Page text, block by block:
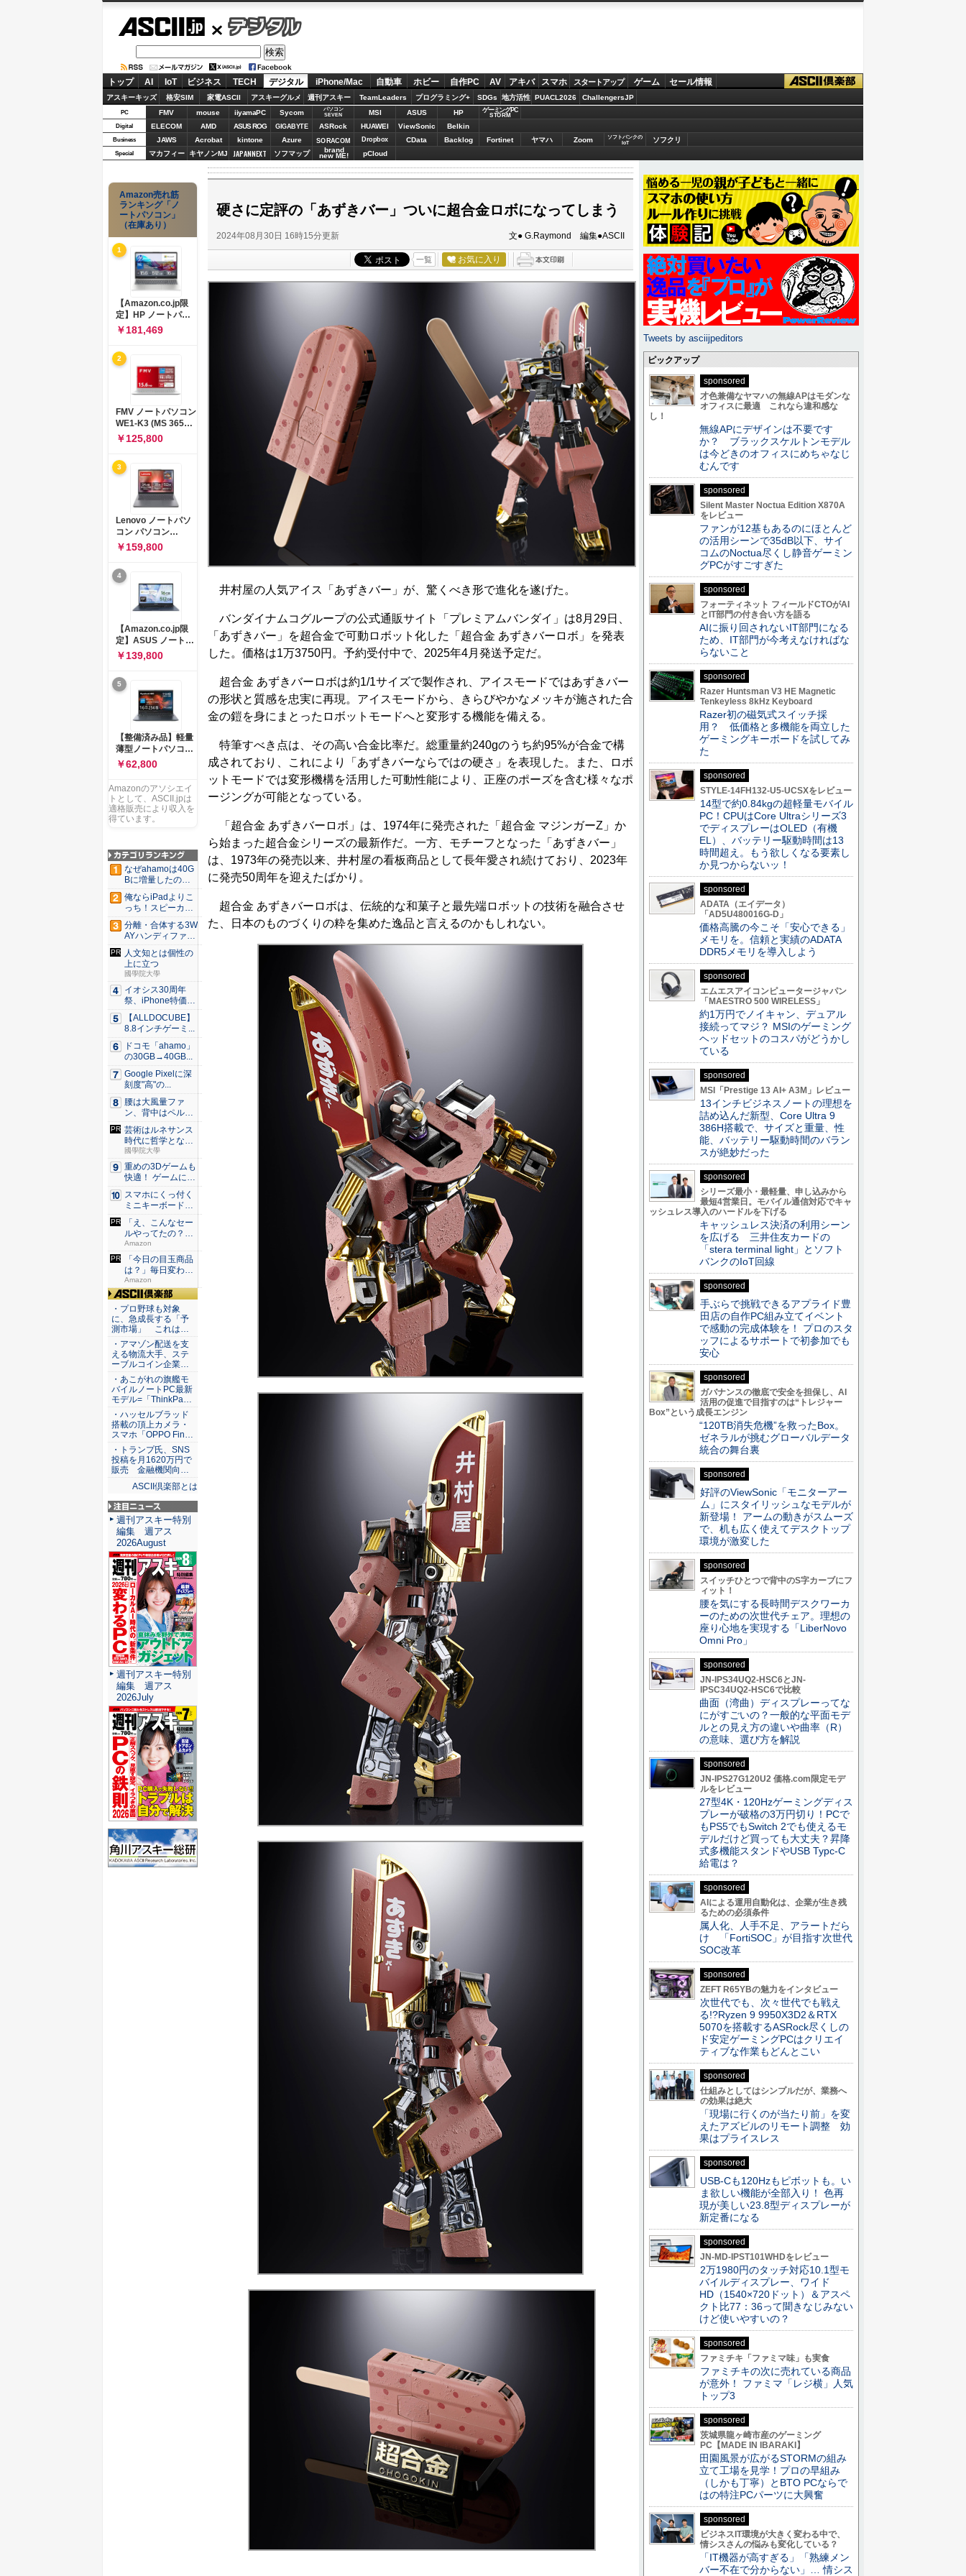
デジタル
トップ AI IoT ビジネス TECH デジタル iPhone/Mac 自動車 ホビー 自作PC AV アキバ スマホ スタートアップ ゲーム セール情報
アスキーキッズ 格安SIM 家電ASCII アスキーグルメ 週刊アスキー TeamLeaders プログラミング+ SDGs 地方活性 PUACL2026 ChallengersJP
PC FMV mouse iiyamaPC Sycom
パソコン
SEVEN
MSI ASUS HP ゲーミングPC
STORM
Digital ELECOM AMD ASUS ROG GIGABYTE ASRock HUAWEI ViewSonic Belkin
Business JAWS Acrobat kintone Azure SORACOM Dropbox CData Backlog Fortinet ヤマハ Zoom
ソフトバンクの
IoT
ソフクリ
Special マカフィー キヤノンMJ JAPANNEXT ソフマップ brand
new ME! pCloud
硬さに定評の「あずきバー」ついに超合金ロボになってしまう
2024年08月30日 16時15分更新 文● G.Raymond 編集●ASCII
一覧 お気に入り
井村屋の人気アイス「あずきバー」が、驚くべき形で進化を遂げた。
バンダイナムコグループの公式通販サイト「プレミアムバンダイ」は8月29日、
「あずきバー」を超合金で可動ロボット化した「超合金 あずきバーロボ」を発表
した。価格は1万3750円。予約受付中で、2025年4月発送予定だ。
超合金 あずきバーロボは約1/1サイズで製作され、アイスモードではあずきバー
の形状と質感を忠実に再現。アイスモードから、きらびやかなメッキが施された合
金の鎧を身にまとったロボットモードへと変形する機能を備える。
特筆すべき点は、その高い合金比率だ。総重量約240gのうち約95%が合金で構
成されており、これにより「あずきバーならではの硬さ」を表現した。また、ロボ
ットモードでは変形機構を活用した可動性能により、正座のポーズを含む様々なポ
ージングが可能となっている。
「超合金 あずきバーロボ」は、1974年に発売された「超合金 マジンガーZ」か
ら始まった超合金シリーズの最新作だ。一方、モチーフとなった「あずきバー」
は、1973年の発売以来、井村屋の看板商品として長年愛され続けており、2023年
に発売50周年を迎えたばかり。
超合金 あずきバーロボは、伝統的な和菓子と最先端ロボットの技術を融合させ
た、日本のものづくりの粋を集めた逸品と言えるのかもしれない。
Amazon売れ筋
ランキング「ノ
ートパソコン」
（在庫あり）
1
【Amazon.co.jp限
定】HP ノートパソ
コン 15-fd 15.6イン
チ インテル Core 5
120U メモリ16GB
SSD512GB
Windows 11
Microsoft Office
2024搭載 WPS
Office搭載 カメラシ
ャッター 指紋認証 薄
型 Copilotキー搭載
ナチュラルシルバー
￥181,469
2
FMV ノートパソコン
WE1-K3 (MS 365
Personal/Copilotキ
ー搭載/Win 11/15.6
型/Core
i5/16GB/SSD
512GB/ホワイト)
FMVWK3E15W_AZ
￥125,800
3
Lenovo ノートパソ
コン パソコン
IdeaPad Slim 3 14.0
インチ AMD
Ryzen™ 5 8640HS
メモリ16GB
SSD512GB
Microsoft 365 試用
版 Windows11 バッ
テリー駆動12.6時間
重量1.39kg ルナグレ
ー 83K9003JJP ノー
トPC
￥159,800
4
【Amazon.co.jp限
定】ASUS ノートパ
ソコン Vivobook 15
M1502NAQ 15.6イ
ンチ AMD Ryzen 7
170 メモリ16GB
SSD 512GB
Microsoft 365
Personal (24か月版)
搭載 Windows 11 重
量1.7kg Wi-Fi 6E ク
ワイエットブルー
M1502NAQ-
￥139,800
5
【整備済み品】軽量
薄型ノートパソコン
dynabook G83 ■
13.3型
FHD(1920x1080) -
高性能第11世代Core
i5-1135G7 - メモリ
16GB - SSD 256GB
USB Type-C - MS
Office 2021 - Win11
搭載
￥62,800
Amazonのアソシエイ
トとして、ASCII.jpは
適格販売により収入を
得ています。
なぜahamoは40G
Bに増量したの
か ...
俺ならiPadよりこ
っち！スピーカー
9個...
分離・合体する3W
AYハンディファ
ン。置...
人文知とは個性の
上に立つ
國學院大學
イオシス30周年
祭、iPhone特価品
を...
【ALLDOCUBE】
8.8インチゲーミ...
ドコモ「ahamo」
の30GB→40GB...
Google Pixelに深
刻度"高"の...
腰は大風量ファ
ン、背中はペルチ
ェ冷却。ダ...
芸術はルネサンス
時代に哲学となっ
た？
國學院大學
重めの3Dゲームも
快適！ ゲームに強
いH...
スマホにくっ付く
ミニキーボード！
触ってわ...
「え、こんなセー
ルやってたの？」
80％O...
Amazon
「今日の目玉商品
は？」毎日変わる
Amaz...
Amazon
ASCII倶楽部
・プロ野球も対象
に、急成長する「予
測市場」 これは…
・アマゾン配送を支
える物流大手、ステ
ーブルコイン企業…
・あこがれの旗艦モ
バイルノートPC最新
モデル=「ThinkPa…
・ハッセルブラッド
搭載の頂上カメラ・
スマホ「OPPO Fin…
・トランプ氏、SNS
投稿を月1620万円で
販売 金融機関向…
ASCII倶楽部とは
注目ニュース
週刊アスキー特別
編集 週アス
2026August
週刊アスキー特別
編集 週アス
2026July
Tweets by asciijpeditors
ピックアップ
sponsored
才色兼備なヤマハの無線APはモダンな
オフィスに最適 これなら違和感な
し！
無線APにデザインは不要です
か？ ブラックスケルトンモデル
は今どきのオフィスにめちゃなじ
むんです
sponsored
Silent Master Noctua Edition X870A
をレビュー
ファンが12基もあるのにほとんど
の活用シーンで35dB以下、サイ
コムのNoctua尽くし静音ゲーミン
グPCがすごすぎた
sponsored
フォーティネット フィールドCTOがAI
とIT部門の付き合い方を語る
AIに振り回されないIT部門になる
ため、IT部門が今考えなければな
らないこと
sponsored
Razer Huntsman V3 HE Magnetic
Tenkeyless 8kHz Keyboard
Razer初の磁気式スイッチ採
用？ 低価格と多機能を両立した
ゲーミングキーボードを試してみ
た
sponsored
STYLE-14FH132-U5-UCSXをレビュー
14型で約0.84kgの超軽量モバイル
PC！CPUはCore Ultraシリーズ3
でディスプレーはOLED（有機
EL）、バッテリー駆動時間は13
時間超え。もう欲しくなる要素し
か見つからないッ！
sponsored
ADATA（エイデータ）
「AD5U480016G-D」
価格高騰の今こそ「安心できる」
メモリを。信頼と実績のADATA
DDR5メモリを導入しよう
sponsored
エムエスアイコンピュータージャパン
「MAESTRO 500 WIRELESS」
約1万円でノイキャン、デュアル
接続ってマジ？ MSIのゲーミング
ヘッドセットのコスパがどうかし
ている
sponsored
MSI「Prestige 13 AI+ A3M」レビュー
13インチビジネスノートの理想を
詰め込んだ新型、Core Ultra 9
386H搭載で、サイズと重量、性
能、バッテリー駆動時間のバラン
スが絶妙だった
sponsored
シリーズ最小・最軽量、申し込みから
最短4営業日。モバイル通信対応でキャ
ッシュレス導入のハードルを下げる
キャッシュレス決済の利用シーン
を広げる 三井住友カードの
「stera terminal light」とソフト
バンクのIoT回線
sponsored
手ぶらで挑戦できるアプライド豊
田店の自作PC組み立てイベント
で感動の完成体験を！ プロのスタ
ッフによるサポートで初参加でも
安心
sponsored
ガバナンスの徹底で安全を担保し、AI
活用の促進で目指すのは“トレジャー
Box”という成長エンジン
“120TB消失危機”を救ったBox。
ゼネラルが挑むグローバルデータ
統合の舞台裏
sponsored
好評のViewSonic「モニターアー
ム」にスタイリッシュなモデルが
新登場！ アームの動きがスムーズ
で、机も広く使えてデスクトップ
環境が激変した
sponsored
スイッチひとつで背中のS字カーブにフ
ィット！
腰を気にする長時間デスクワーカ
ーのための次世代チェア。理想の
座り心地を実現する「LiberNovo
Omni Pro」
sponsored
JN-IPS34UQ2-HSC6とJN-
IPSC34UQ2-HSC6で比較
曲面（湾曲）ディスプレーってな
にがすごいの？一般的な平面モデ
ルとの見え方の違いや曲率（R）
の意味、選び方を解説
sponsored
JN-IPS27G120U2 価格.com限定モデ
ルをレビュー
27型4K・120Hzゲーミングディス
プレーが破格の3万円切り！PCで
もPS5でもSwitch 2でも使えるモ
デルだけど買っても大丈夫？昇降
式多機能スタンドやUSB Typc-C
給電は？
sponsored
AIによる運用自動化は、企業が生き残
るための必須条件
属人化、人手不足、アラートだら
け 「FortiSOC」が目指す次世代
SOC改革
sponsored
ZEFT R65YBの魅力をインタビュー
次世代でも、次々世代でも戦え
る!?Ryzen 9 9950X3D2＆RTX
5070を搭載するASRock尽くしの
ド安定ゲーミングPCはクリエイ
ティブな作業もどんとこい
sponsored
仕組みとしてはシンプルだが、業務へ
の効果は絶大
「現場に行くのが当たり前」を変
えたアズビルのリモート調整 効
果はプライスレス
sponsored
USB-Cも120Hzもピボットも。い
ま欲しい機能が全部入り！ 色再
現が美しい23.8型ディスプレーが
新定番になる
sponsored
JN-MD-IPST101WHDをレビュー
2万1980円のタッチ対応10.1型モ
バイルディスプレー、ワイド
HD（1540×720ドット）＆アスペ
クト比77：36って聞きなじみない
けど使いやすいの？
sponsored
ファミチキ「ファミマ味」も実食
ファミチキの次に売れている商品
が意外！ ファミマ「レジ横」人気
トップ3
sponsored
茨城県龍ヶ崎市産のゲーミング
PC【MADE IN IBARAKI】
田園風景が広がるSTORMの組み
立て工場を見学！プロの早組み
（しかも丁寧）とBTO PCならで
はの特注PCパーツに大興奮
sponsored
ビジネスIT環境が大きく変わる中で、
情シスさんの悩みも変化している？
「IT機器が高すぎる」「熟練メン
バー不在で分からない」… 情シス